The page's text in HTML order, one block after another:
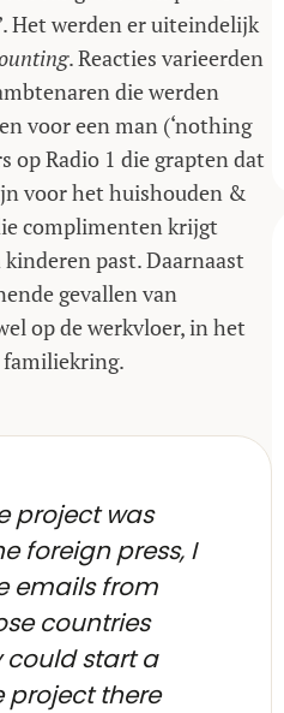
Het werden er uiteindelijk
. Reacties varieerden
die werden
voor een man (‘nothing
op Radio 1 die grapten dat
voor het huishouden &
complimenten krijgt
past. Daarnaast
gevallen van
op de werkvloer, in het
familiekring.
project was
foreign press, I
emails from
countries
could start a
project there